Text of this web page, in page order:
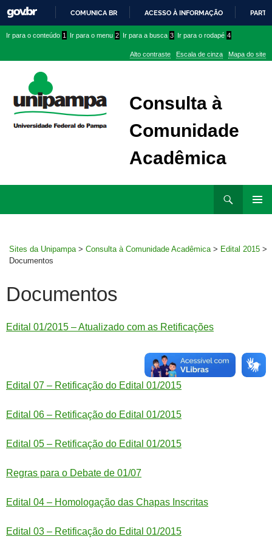
PARA
CONTEÚDO
COMUNICA BR ACESSO À INFORMAÇÃO
conteúdo
menu
superior
menu
Ir para o conteúdo 1 Ir para o menu 2 Ir para a busca 3 Ir para o rodapé 4
Alto contraste Escala de cinza Mapa do site
Consulta à
Comunidade
Acadêmica
Sites da Unipampa > Consulta à Comunidade Acadêmica > Edital 2015 >
Documentos
Documentos
Edital 01/2015 – Atualizado com as Retificações
Edital 07 – Retificação do Edital 01/2015
Edital 06 – Retificação do Edital 01/2015
Edital 05 – Retificação do Edital 01/2015
Regras para o Debate de 01/07
Edital 04 – Homologação das Chapas Inscritas
Edital 03 – Retificação do Edital 01/2015